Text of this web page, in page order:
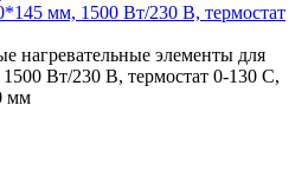
мм, 1500 Вт/230 В, термостат
нагревательные элементы для
Вт/230 В, термостат 0-130 С,
мм